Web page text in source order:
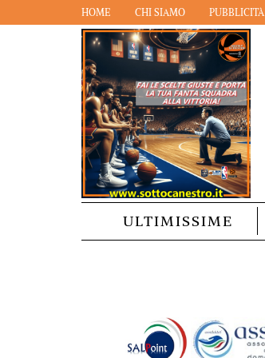
HOME CHI SIAMO PUBBLICITÀ
ULTIMISSIME